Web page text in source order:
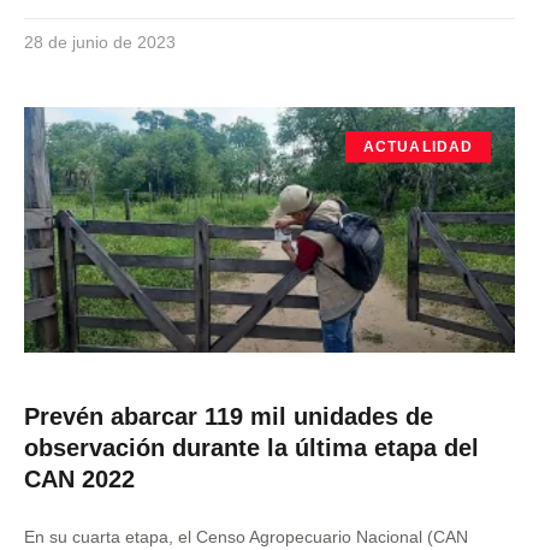
28 de junio de 2023
ACTUALIDAD
Prevén abarcar 119 mil unidades de
observación durante la última etapa del
CAN 2022
En su cuarta etapa, el Censo Agropecuario Nacional (CAN